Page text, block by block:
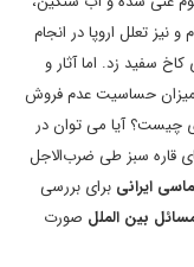
نیز تعلل اروپا در انجام
سفید زد. اما آثار و
میزان حساسیت عدم فروش
چیست؟ آیا می توان در
قاره سبز طی ضرب‌الاجل
ایرانی برای بررسی
بین الملل صورت